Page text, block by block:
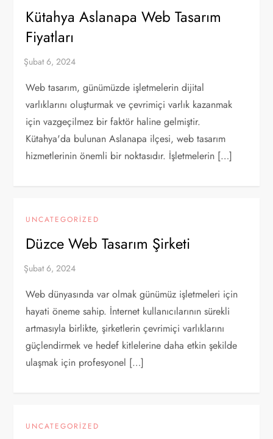
Kütahya Aslanapa Web Tasarım
Fiyatları
Web tasarım, günümüzde işletmelerin dijital
varlıklarını oluşturmak ve çevrimiçi varlık kazanmak
için vazgeçilmez bir faktör haline gelmiştir.
Kütahya'da bulunan Aslanapa ilçesi, web tasarım
hizmetlerinin önemli bir noktasıdır. İşletmelerin […]
UNCATEGORIZED
Düzce Web Tasarım Şirketi
Web dünyasında var olmak günümüz işletmeleri için
hayati öneme sahip. İnternet kullanıcılarının sürekli
artmasıyla birlikte, şirketlerin çevrimiçi varlıklarını
güçlendirmek ve hedef kitlelerine daha etkin şekilde
ulaşmak için profesyonel […]
UNCATEGORIZED